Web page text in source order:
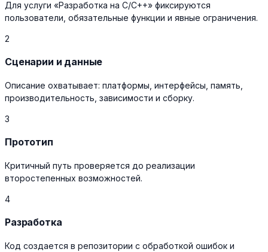
Для услуги «Разработка на C/C++» фиксируются
пользователи, обязательные функции и явные ограничения.
2
Сценарии и данные
Описание охватывает: платформы, интерфейсы, память,
производительность, зависимости и сборку.
3
Прототип
Критичный путь проверяется до реализации
второстепенных возможностей.
4
Разработка
Код создается в репозитории с обработкой ошибок и